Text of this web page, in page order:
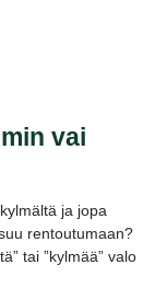
vai
ja jopa
rentoutumaan?
tai ”kylmää” valo